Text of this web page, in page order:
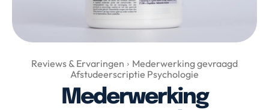
Nieuws & Media
Over Valerie
Over Valerie
De Top 5
Reviews & Ervaringen
Mederwerking gevraagd
Afstudeerscriptie Psychologie
Mederwerking